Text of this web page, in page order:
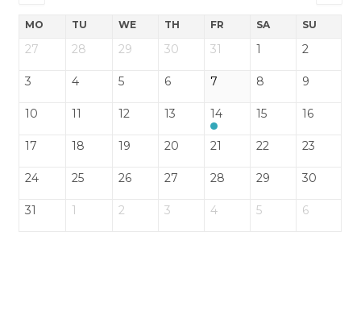
MO TU WE TH FR SA SU
27 28 29 30 31 1 2
3 4 5 6 7 8 9
10 11 12 13 14 15 16
17 18 19 20 21 22 23
24 25 26 27 28 29 30
31 1 2 3 4 5 6